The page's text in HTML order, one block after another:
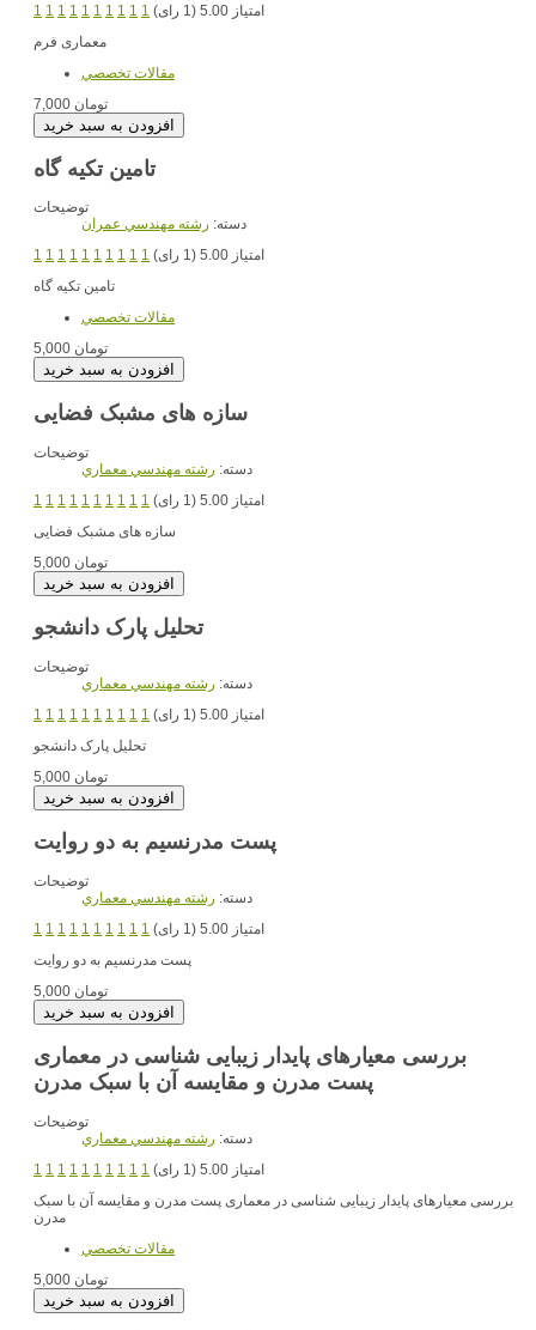
1 1 1 1 1 1 1 1 1 1
امتیاز 5.00 (1 رای)
مقالات تخصصي
7,000 تومان
تامین تکیه گاه
توضیحات
دسته: رشته مهندسي عمران
1 1 1 1 1 1 1 1 1 1
امتیاز 5.00 (1 رای)
مقالات تخصصي
5,000 تومان
سازه های مشبک فضایی
توضیحات
دسته: رشته مهندسي معماري
1 1 1 1 1 1 1 1 1 1
امتیاز 5.00 (1 رای)
سازه های مشبک فضایی
5,000 تومان
تحلیل پارک دانشجو
توضیحات
دسته: رشته مهندسي معماري
1 1 1 1 1 1 1 1 1 1
امتیاز 5.00 (1 رای)
5,000 تومان
پست مدرنسیم به دو روایت
توضیحات
دسته: رشته مهندسي معماري
1 1 1 1 1 1 1 1 1 1
امتیاز 5.00 (1 رای)
5,000 تومان
بررسی معیارهای پایدار زیبایی شناسی در معماری
پست مدرن و مقایسه آن با سبک مدرن
توضیحات
دسته: رشته مهندسي معماري
1 1 1 1 1 1 1 1 1 1
امتیاز 5.00 (1 رای)
بررسی معیارهای پایدار زیبایی شناسی در معماری پست مدرن و مقایسه آن با سبک
مقالات تخصصي
5,000 تومان